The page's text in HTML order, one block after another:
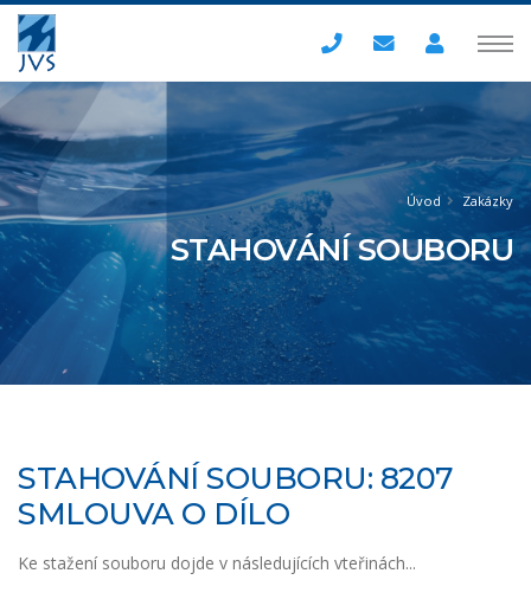
Úvod Zakázky
STAHOVÁNÍ SOUBORU
STAHOVÁNÍ SOUBORU: 8207
SMLOUVA O DÍLO
Ke stažení souboru dojde v následujících vteřinách...